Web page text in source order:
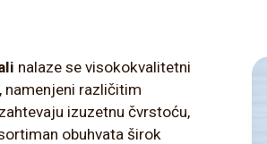
nalaze se visokokvalitetni
, namenjeni različitim
izuzetnu čvrstoću,
obuhvata širok